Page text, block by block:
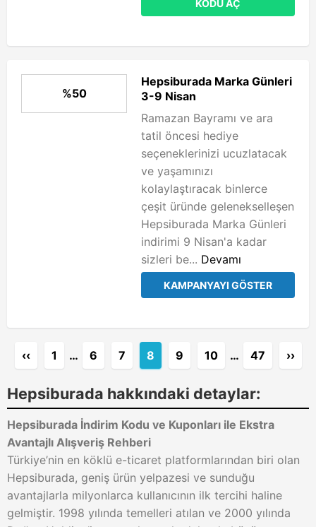
KODU AÇ
%50
Hepsiburada Marka Günleri
3-9 Nisan
Ramazan Bayramı ve ara
tatil öncesi hediye
seçeneklerinizi ucuzlatacak
ve yaşamınızı
kolaylaştıracak binlerce
çeşit üründe gelenekselleşen
Hepsiburada Marka Günleri
indirimi 9 Nisan'a kadar
sizleri be... Devamı
KAMPANYAYI GÖSTER
‹‹ 1 … 6 7 8 9 10 … 47 ››
Hepsiburada hakkındaki detaylar:
Hepsiburada İndirim Kodu ve Kuponları ile Ekstra
Avantajlı Alışveriş Rehberi
Türkiye’nin en köklü e-ticaret platformlarından biri olan
Hepsiburada, geniş ürün yelpazesi ve sunduğu
avantajlarla milyonlarca kullanıcının ilk tercihi haline
gelmiştir. 1998 yılında temelleri atılan ve 2000 yılında